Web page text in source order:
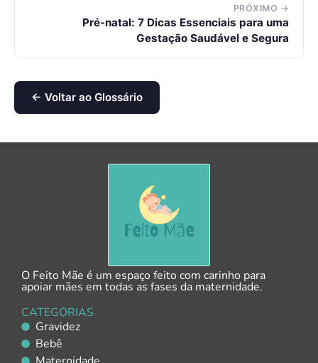
PRÓXIMO →
Pré-natal: 7 Dicas Essenciais para uma
Gestação Saudável e Segura
← Voltar ao Glossário
O Feito Mãe é um espaço feito com carinho para
apoiar mães em todas as fases da maternidade.
CATEGORIAS
Gravidez
Bebê